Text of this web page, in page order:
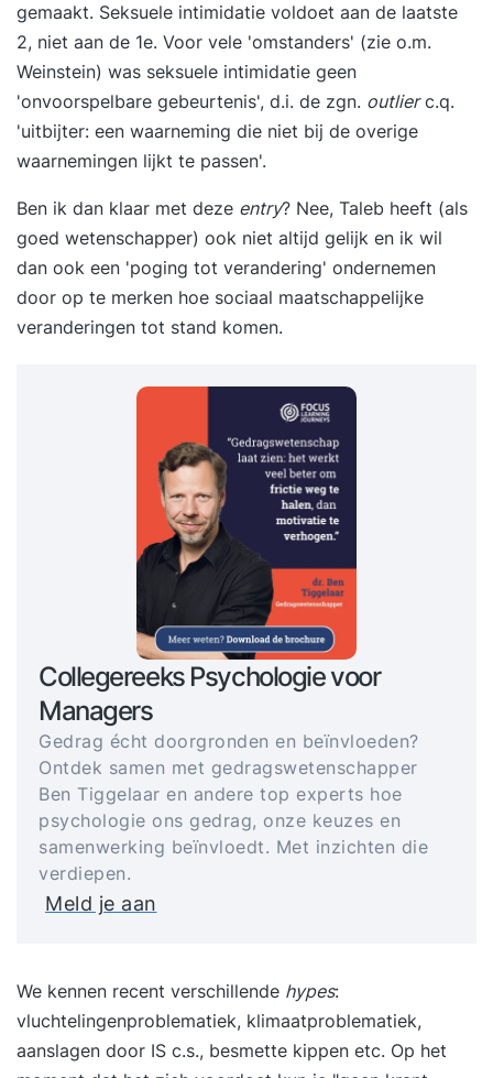
gemaakt. Seksuele intimidatie voldoet aan de laatste
2, niet aan de 1e. Voor vele 'omstanders' (zie o.m.
Weinstein) was seksuele intimidatie geen
'onvoorspelbare gebeurtenis', d.i. de zgn. outlierc.q.
'uitbijter: een waarneming die niet bij de overige
waarnemingen lijkt te passen'.
Ben ik dan klaar met deze entry? Nee, Taleb heeft (als
goed wetenschapper) ook niet altijd gelijk en ik wil
dan ook een 'poging tot verandering' ondernemen
door op te merken hoe sociaal maatschappelijke
veranderingen tot stand komen.
Collegereeks Psychologie voor
Managers
Gedrag écht doorgronden en beïnvloeden?
Ontdek samen met gedragswetenschapper
Ben Tiggelaar en andere top experts hoe
psychologie ons gedrag, onze keuzes en
samenwerking beïnvloedt. Met inzichten die
verdiepen.
Meld je aan
We kennen recent verschillende hypes:
vluchtelingenproblematiek, klimaatproblematiek,
aanslagen door IS c.s., besmette kippen etc. Op het